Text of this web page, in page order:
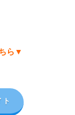
ら▼
ト